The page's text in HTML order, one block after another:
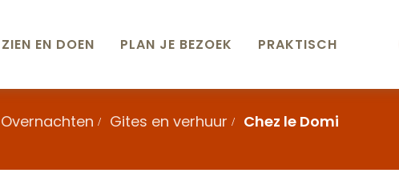
ZIEN EN DOEN PLAN JE BEZOEK PRAKTISCH
Overnachten Gites en verhuur Chez le Domi